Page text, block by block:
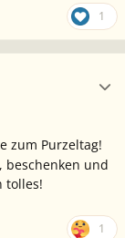
1
zum Purzeltag!
beschenken und
tolles!
1